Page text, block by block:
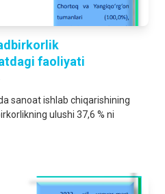
faoliyati
sanoat ishlab chiqarishining
ulushi 37,6 % ni